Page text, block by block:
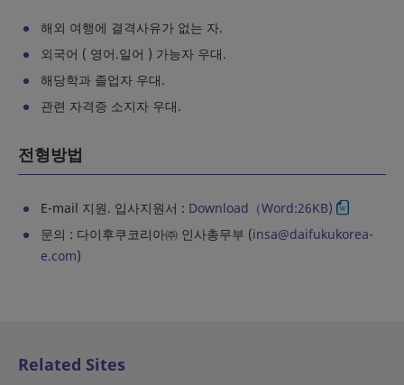
해외 여행에 결격사유가 없는 자.
외국어 ( 영어.일어 ) 가능자 우대.
해당학과 졸업자 우대.
관련 자격증 소지자 우대.
전형방법
E-mail 지원. 입사지원서 : Download（Word:26KB)
문의 : 다이후쿠코리아㈜ 인사총무부 (insa@daifukukorea-
e.com)
Related Sites